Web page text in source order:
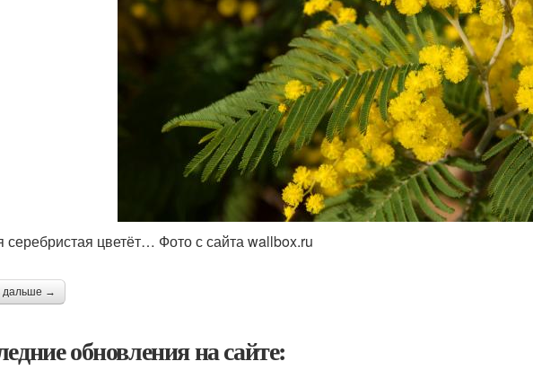
серебристая цветёт… Фото с сайта wallbox.ru
дальше →
обновления на сайте: